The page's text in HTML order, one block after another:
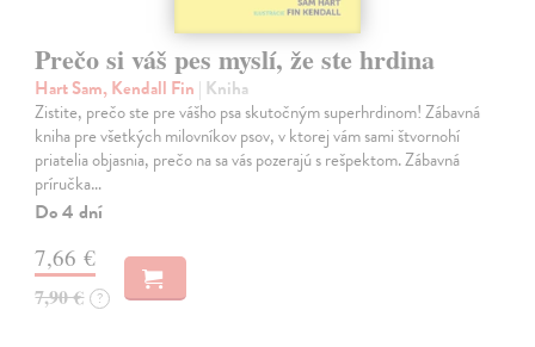
Prečo si váš pes myslí, že ste hrdina
Hart Sam, Kendall Fin | Kniha
Zistite, prečo ste pre vášho psa skutočným superhrdinom! Zábavná
kniha pre všetkých milovníkov psov, v ktorej vám sami štvornohí
priatelia objasnia, prečo na sa vás pozerajú s rešpektom. Zábavná
príručka…
Do 4 dní
7,66 €
7,90 € ?